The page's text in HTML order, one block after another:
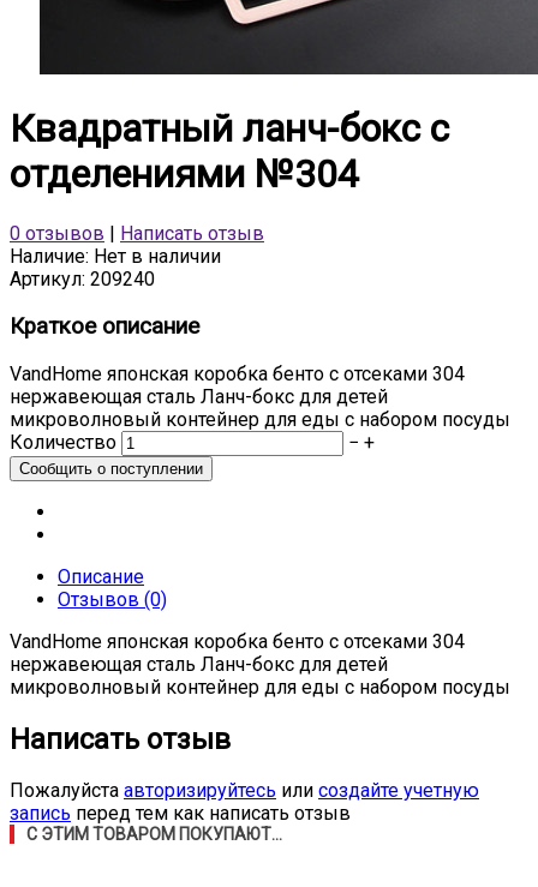
Квадратный ланч-бокс с
отделениями №304
0 отзывов
Написать отзыв
Наличие: Нет в наличии
Артикул: 209240
Краткое описание
VandHome японская коробка бенто с отсеками 304
нержавеющая сталь Ланч-бокс для детей
микроволновый контейнер для еды с набором посуды
Количество
− +
Описание
Отзывов (0)
VandHome японская коробка бенто с отсеками 304
нержавеющая сталь Ланч-бокс для детей
микроволновый контейнер для еды с набором посуды
Написать отзыв
Пожалуйста авторизируйтесь или создайте учетную
запись перед тем как написать отзыв
С ЭТИМ ТОВАРОМ ПОКУПАЮТ...